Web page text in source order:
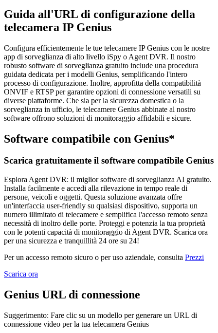
Guida all'URL di configurazione della
telecamera IP Genius
Configura efficientemente le tue telecamere IP Genius con le nostre
app di sorveglianza di alto livello iSpy o Agent DVR. Il nostro
robusto software di sorveglianza gratuito include una procedura
guidata dedicata per i modelli Genius, semplificando l'intero
processo di configurazione. Inoltre, approfitta della compatibilità
ONVIF e RTSP per garantire opzioni di connessione versatili su
diverse piattaforme. Che sia per la sicurezza domestica o la
sorveglianza in ufficio, le telecamere Genius abbinate al nostro
software offrono soluzioni di monitoraggio affidabili e sicure.
Software compatibile con Genius*
Scarica gratuitamente il software compatibile Genius
Esplora Agent DVR: il miglior software di sorveglianza AI gratuito.
Installa facilmente e accedi alla rilevazione in tempo reale di
persone, veicoli e oggetti. Questa soluzione avanzata offre
un'interfaccia user-friendly su qualsiasi dispositivo, supporta un
numero illimitato di telecamere e semplifica l'accesso remoto senza
necessità di inoltro delle porte. Proteggi e potenzia la tua proprietà
con le potenti capacità di monitoraggio di Agent DVR. Scarica ora
per una sicurezza e tranquillità 24 ore su 24!
Per un accesso remoto sicuro o per uso aziendale, consulta Prezzi
Scarica ora
Genius URL di connessione
Suggerimento: Fare clic su un modello per generare un URL di
connessione video per la tua telecamera Genius